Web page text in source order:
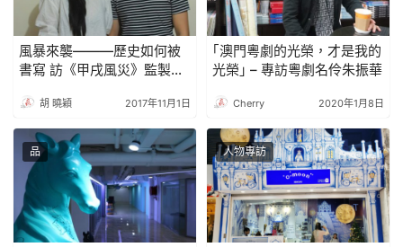
風暴來襲———歷史如何被
書寫 訪《甲戌風災》監製趙
胡 曉穎 2017年11月1日
｢澳門粵劇的光榮，才是我的
光榮｣ – 專訪粵劇名伶朱振華
Cherry 2020年1月8日
品 人物專訪